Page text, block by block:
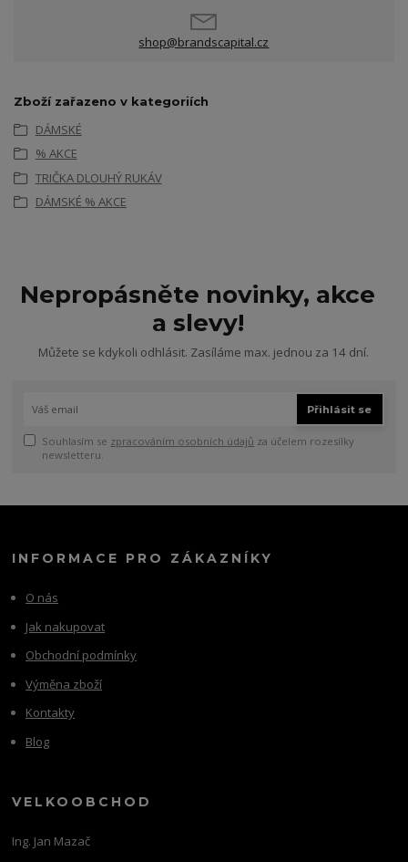
shop@brandscapital.cz
Zboží zařazeno v kategoriích
DÁMSKÉ
% AKCE
TRIČKA DLOUHÝ RUKÁV
DÁMSKÉ % AKCE
Nepropásněte novinky, akce
a slevy!
Můžete se kdykoli odhlásit. Zasíláme max. jednou za 14 dní.
Přihlásit se
Souhlasím se zpracováním osobních údajů za účelem rozesílky
newsletteru.
INFORMACE PRO ZÁKAZNÍKY
O nás
Jak nakupovat
Obchodní podmínky
Výměna zboží
Kontakty
Blog
VELKOOBCHOD
Ing. Jan Mazač